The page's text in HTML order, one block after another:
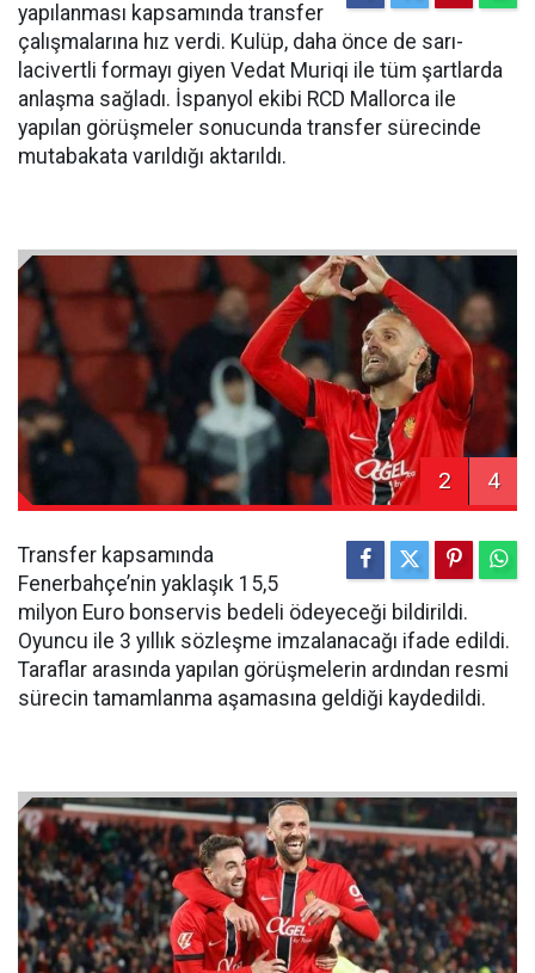
yapılanması kapsamında transfer
çalışmalarına hız verdi. Kulüp, daha önce de sarı-
lacivertli formayı giyen Vedat Muriqi ile tüm şartlarda
anlaşma sağladı. İspanyol ekibi RCD Mallorca ile
yapılan görüşmeler sonucunda transfer sürecinde
mutabakata varıldığı aktarıldı.
2 4
Transfer kapsamında
Fenerbahçe’nin yaklaşık 15,5
milyon Euro bonservis bedeli ödeyeceği bildirildi.
Oyuncu ile 3 yıllık sözleşme imzalanacağı ifade edildi.
Taraflar arasında yapılan görüşmelerin ardından resmi
sürecin tamamlanma aşamasına geldiği kaydedildi.